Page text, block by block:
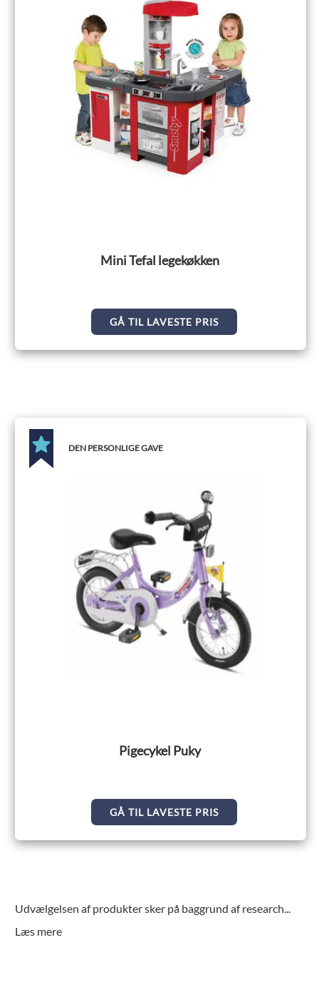
Mini Tefal legekøkken
GÅ TIL LAVESTE PRIS
DEN PERSONLIGE GAVE
Pigecykel Puky
GÅ TIL LAVESTE PRIS
Udvælgelsen af produkter sker på baggrund af research...
Læs mere